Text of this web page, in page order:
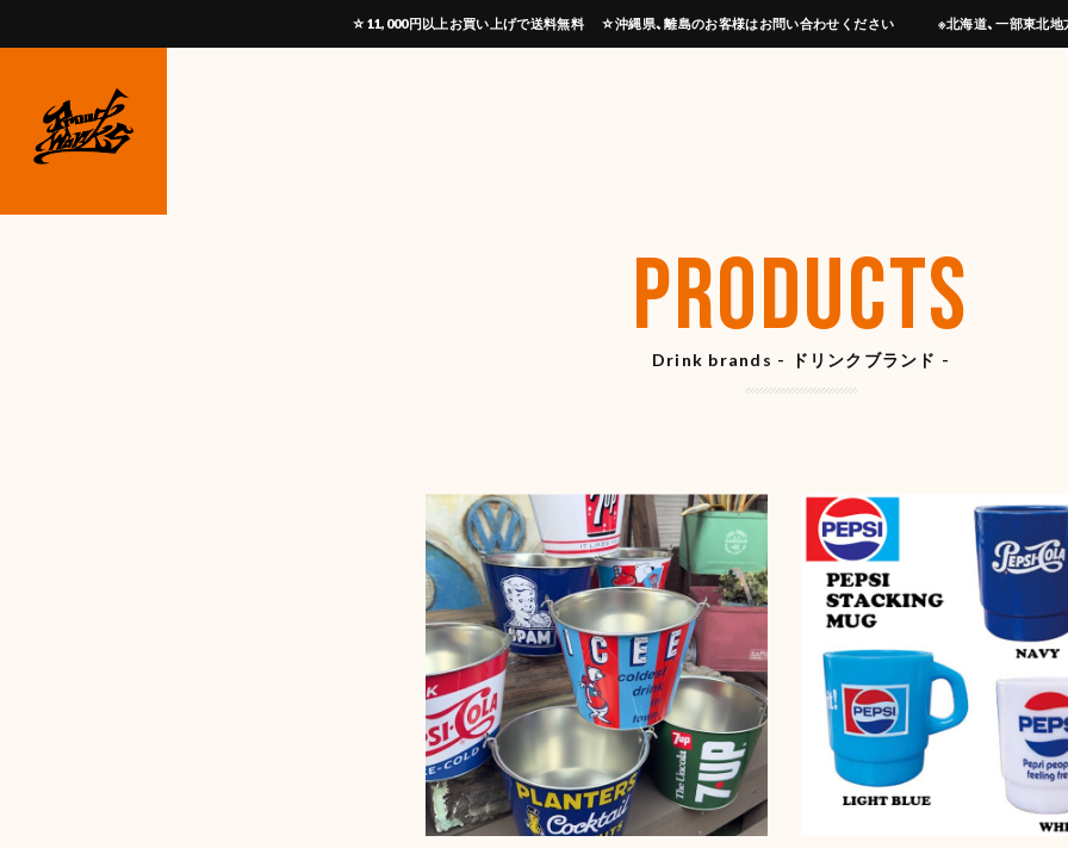
☆11,000円以上お買い上げで送料無料 ☆沖縄県、離島のお客様はお問い合わせください ※北海道、一部東北地
PRODUCTS
Drink brands - ドリンクブランド -